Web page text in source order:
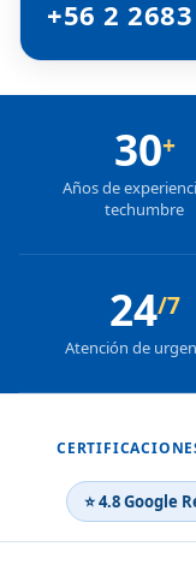
+56 2
30+
Años de
techumbre
24/7
Atención de
⭐ 4.8 Google